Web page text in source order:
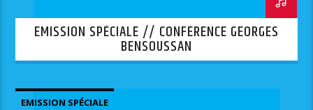
EMISSION SPÉCIALE // CONFÉRENCE GEORGES
BENSOUSSAN
EMISSION SPÉCIALE